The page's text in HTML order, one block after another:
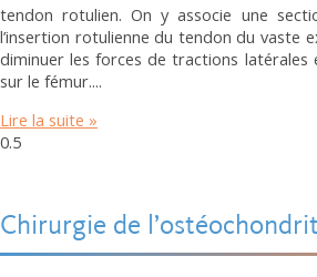
tendon rotulien. On y associe une
l’insertion rotulienne du tendon du vaste
diminuer les forces de tractions
sur le fémur.
Lire la suite »
Chirurgie de